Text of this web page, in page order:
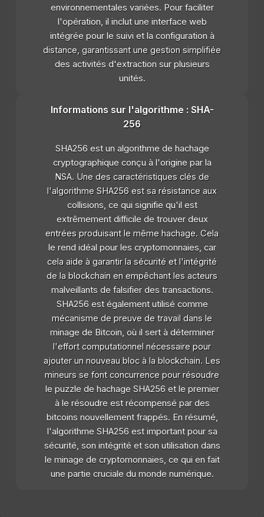
environnementales variées. Pour faciliter
l'opération, il inclut une interface web
intégrée pour le suivi et la configuration à
distance, garantissant une gestion simplifiée
des activités d'extraction sur plusieurs
unités.
Informations sur l'algorithme : SHA-
256
SHA256 est un algorithme de hachage
cryptographique conçu à l'origine par la
NSA. Une des caractéristiques clés de
l'algorithme SHA256 est sa résistance aux
collisions, ce qui signifie qu'il est
extrêmement difficile de trouver deux
entrées produisant le même hachage. Cela
le rend idéal pour les cryptomonnaies, car
cela aide à garantir la sécurité et l'intégrité
de la blockchain en empêchant les acteurs
malveillants de falsifier des transactions.
SHA256 est également utilisé comme
mécanisme de preuve de travail dans le
minage de Bitcoin, où il sert à déterminer
l'effort computationnel nécessaire pour
ajouter un nouveau bloc à la blockchain. Les
mineurs se font concurrence pour résoudre
le puzzle de hachage SHA256 et le premier
à le résoudre est récompensé par des
bitcoins nouvellement frappés. En résumé,
l'algorithme SHA256 est important pour sa
sécurité, son intégrité et son utilisation dans
le minage de cryptomonnaies, ce qui en fait
une partie cruciale du monde numérique.